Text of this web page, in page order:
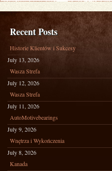
Recent Posts
Historie Klientów i Sukcesy
July 13, 2026
Wasza Strefa
July 12, 2026
Wasza Strefa
July 11, 2026
AutoMotivebearings
July 9, 2026
Wnętrza i Wykończenia
July 8, 2026
Kanada